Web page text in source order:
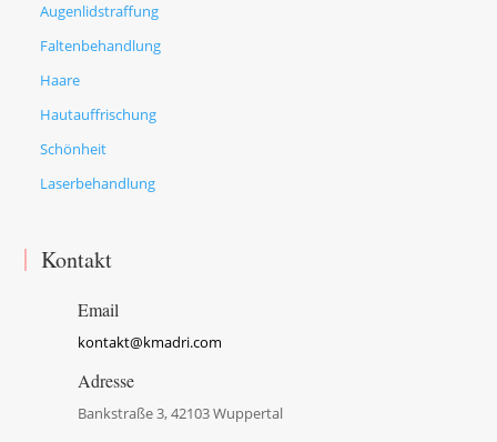
Augenlidstraffung
Faltenbehandlung
Haare
Hautauffrischung
Schönheit
Laserbehandlung
Kontakt
Email
kontakt@kmadri.com
Adresse
Bankstraße 3, 42103 Wuppertal